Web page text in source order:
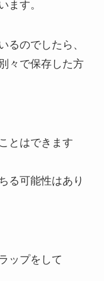
ます。
るのでしたら、
々で保存した方
とはできます
る可能性はあり
ップをして